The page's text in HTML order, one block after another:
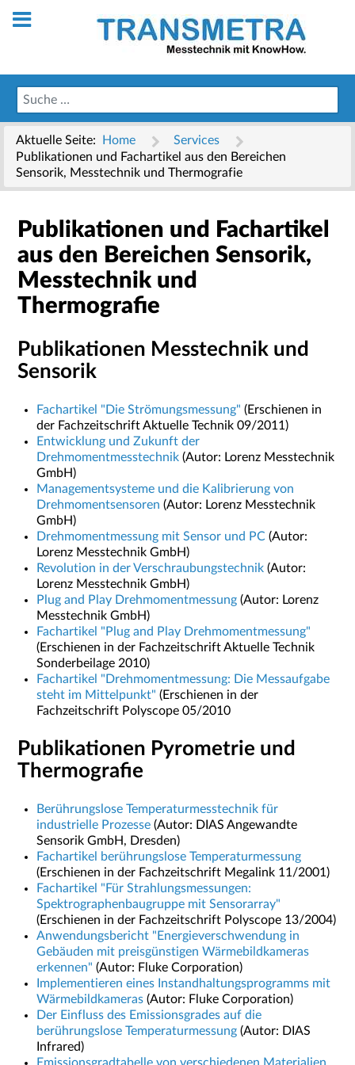
Aktuelle Seite: Home
Services
Publikationen und Fachartikel aus den Bereichen
Sensorik, Messtechnik und Thermografie
Publikationen und Fachartikel
aus den Bereichen Sensorik,
Messtechnik und
Thermografie
Publikationen Messtechnik und
Sensorik
Fachartikel "Die Strömungsmessung" (Erschienen in
der Fachzeitschrift Aktuelle Technik 09/2011)
Entwicklung und Zukunft der
Drehmomentmesstechnik (Autor: Lorenz Messtechnik
GmbH)
Managementsysteme und die Kalibrierung von
Drehmomentsensoren (Autor: Lorenz Messtechnik
GmbH)
Drehmomentmessung mit Sensor und PC (Autor:
Lorenz Messtechnik GmbH)
Revolution in der Verschraubungstechnik (Autor:
Lorenz Messtechnik GmbH)
Plug and Play Drehmomentmessung (Autor: Lorenz
Messtechnik GmbH)
Fachartikel "Plug and Play Drehmomentmessung"
(Erschienen in der Fachzeitschrift Aktuelle Technik
Sonderbeilage 2010)
Fachartikel "Drehmomentmessung: Die Messaufgabe
steht im Mittelpunkt" (Erschienen in der
Fachzeitschrift Polyscope 05/2010
Publikationen Pyrometrie und
Thermografie
Berührungslose Temperaturmesstechnik für
industrielle Prozesse (Autor: DIAS Angewandte
Sensorik GmbH, Dresden)
Fachartikel berührungslose Temperaturmessung
(Erschienen in der Fachzeitschrift Megalink 11/2001)
Fachartikel "Für Strahlungsmessungen:
Spektrographenbaugruppe mit Sensorarray"
(Erschienen in der Fachzeitschrift Polyscope 13/2004)
Anwendungsbericht "Energieverschwendung in
Gebäuden mit preisgünstigen Wärmebildkameras
erkennen" (Autor: Fluke Corporation)
Implementieren eines Instandhaltungsprogramms mit
Wärmebildkameras (Autor: Fluke Corporation)
Der Einfluss des Emissionsgrades auf die
berührungslose Temperaturmessung (Autor: DIAS
Infrared)